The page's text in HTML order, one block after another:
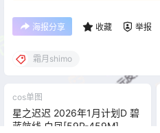
海报分享 收藏 举报
霜月shimo
cos单图
星之迟迟 2026年1月计划D 碧
蓝航线 白凤[59P-459M]